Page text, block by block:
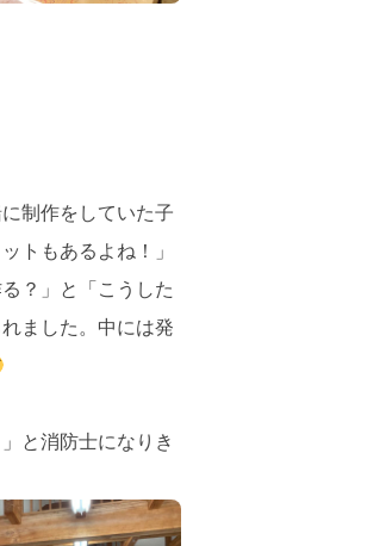
制作をしていた子
トもあるよね！」
？」と「こうした
ました。中には発
と消防士になりき